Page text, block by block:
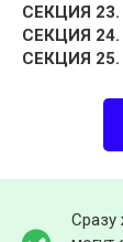
СЕКЦИЯ 23.
СЕКЦИЯ 24.
СЕКЦИЯ 25.
Сразу